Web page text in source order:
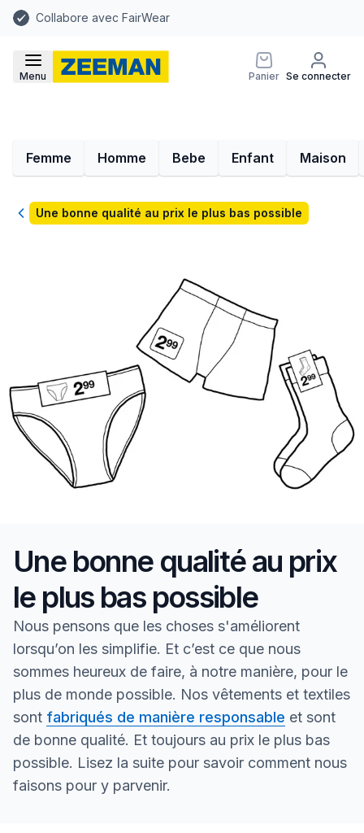
Collabore avec FairWear
Menu Panier Se connecter
Femme Homme Bebe Enfant Maison
RetourUne bonne qualité au prix le plus bas possible
Une bonne qualité au prix
le plus bas possible
Nous pensons que les choses s'améliorent
lorsqu’on les simplifie. Et c’est ce que nous
sommes heureux de faire, à notre manière, pour le
plus de monde possible. Nos vêtements et textiles
sont fabriqués de manière responsable et sont
de bonne qualité. Et toujours au prix le plus bas
possible. Lisez la suite pour savoir comment nous
faisons pour y parvenir.